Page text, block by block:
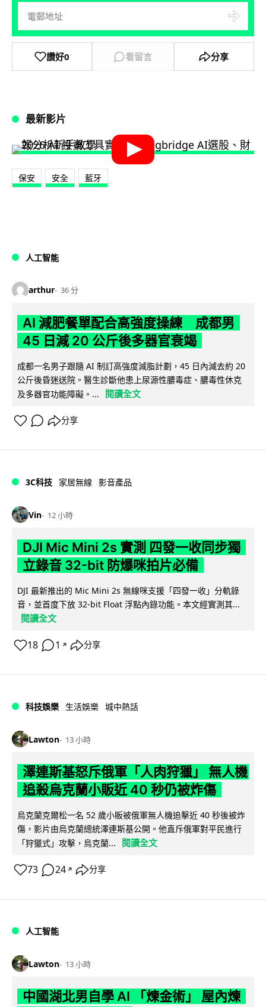
讚好0 看留言 分享
最新影片
保安 安全 藍牙
人工智能
arthur 36 分
AI 減肥餐單配合高強度操練 成都男
45 日減 20 公斤後多器官衰竭
成都一名男子跟隨 AI 制訂高強度減脂計劃，45 日內減去約 20
公斤後昏迷送院。醫生診斷他患上尿源性膿毒症、膿毒性休克
及多器官功能障礙。...
閱讀全文
分享
3C科技 家居無線 影音產品
Vin 12 小時
DJI Mic Mini 2s 實測 四發一收同步獨
立錄音 32-bit 防爆咪拍片必備
DJI 最新推出的 Mic Mini 2s 無線咪支援「四發一收」分軌錄
音，並首度下放 32-bit Float 浮點內錄功能。本文經實測其...
閱讀全文
18 1 ↗ 分享
科技娛樂 生活娛樂 城中熱話
Lawton 13 小時
澤連斯基怒斥俄軍「人肉狩獵」 無人機
追殺烏克蘭小販近 40 秒仍被炸傷
烏克蘭克爾松一名 52 歲小販被俄軍無人機追擊近 40 秒後被炸
傷，影片由烏克蘭總統澤連斯基公開。他直斥俄軍對平民進行
「狩獵式」攻擊，烏克蘭...
閱讀全文
73 24 ↗ 分享
人工智能
Lawton 13 小時
中國湖北男自學 AI 「煉金術」 屋內煉